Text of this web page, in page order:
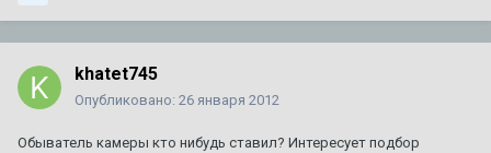
khatet745
Опубликовано: 26 января 2012
Обыватель камеры кто нибудь ставил? Интересует подбор